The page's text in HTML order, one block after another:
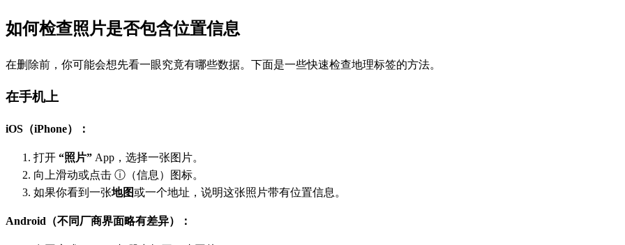
如何检查照片是否包含位置信息
在删除前，你可能会想先看一眼究竟有哪些数据。下面是一些快速检查地理标签的方法。
在手机上
iOS（iPhone）：
打开 “照片” App，选择一张图片。
向上滑动或点击 ⓘ（信息）图标。
如果你看到一张地图或一个地址，说明这张照片带有位置信息。
Android（不同厂商界面略有差异）：